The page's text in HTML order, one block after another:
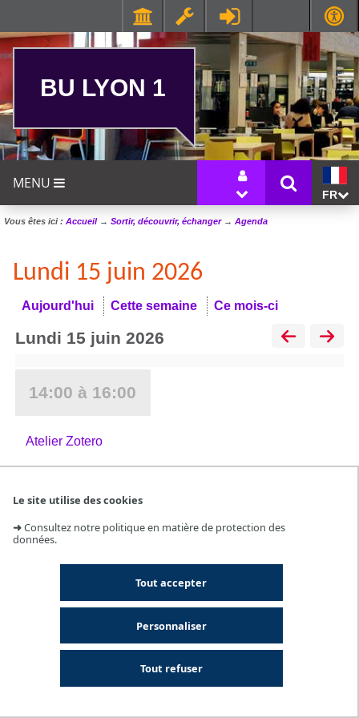
Le site utilise des cookies
➜Consultez notre politique en matière de protection des
données.
Tout accepter
Tout refuser
Personnaliser
BU LYON 1
MENU
FR
Vous êtes ici : Accueil→ Sortir, découvrir, échanger→ Agenda
Lundi 15 juin 2026
Aujourd'hui Cette semaine Ce mois-ci
lundi 15 juin 2026
14:00 à 16:00
Atelier Zotero
Catégorie